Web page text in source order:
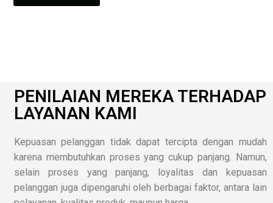
PENILAIAN MEREKA TERHADAP
LAYANAN KAMI
Kepuasan pelanggan tidak dapat tercipta dengan mudah
karena membutuhkan proses yang cukup panjang. Namun,
selain proses yang panjang, loyalitas dan kepuasan
pelanggan juga dipengaruhi oleh berbagai faktor, antara lain